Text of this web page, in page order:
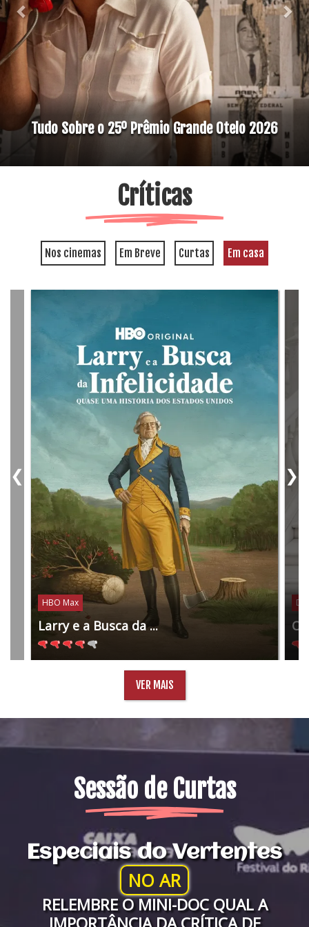
Tudo Sobre o 25º Prêmio Grande Otelo 2026
Críticas
Nos cinemas Em Breve Curtas Em casa
HBO Max
Larry e a Busca da ... O
❮ ❯
VER MAIS
Sessão de Curtas
Especiais do Vertentes
NO AR
RELEMBRE O MINI-DOC QUAL A